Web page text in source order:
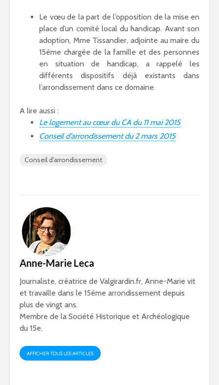
Le vœu de la part de l’opposition de la mise en
place d’un comité local du handicap. Avant son
adoption, Mme Tissandier, adjointe au maire du
15ème chargée de la famille et des personnes
en situation de handicap, a rappelé les
différents dispositifs déjà existants dans
l’arrondissement dans ce domaine.
A lire aussi :
Le logement au cœur du CA du 11 mai 2015
Conseil d’arrondissement du 2 mars 2015
Conseil d'arrondissement
Anne-Marie Leca
Journaliste, créatrice de Valgirardin.fr, Anne-Marie vit
et travaille dans le 15ème arrondissement depuis
plus de vingt ans.
Membre de la Société Historique et Archéologique
du 15e.
AFFICHER TOUS LES ARTICLES